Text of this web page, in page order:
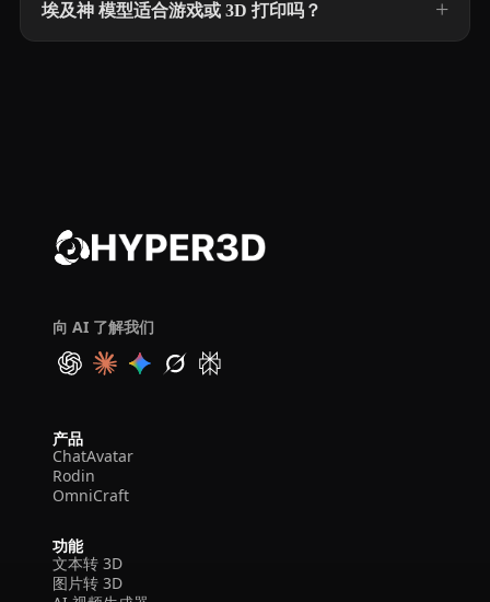
埃及神 模型适合游戏或 3D 打印吗？
向 AI 了解我们
产品
ChatAvatar
Rodin
OmniCraft
功能
文本转 3D
图片转 3D